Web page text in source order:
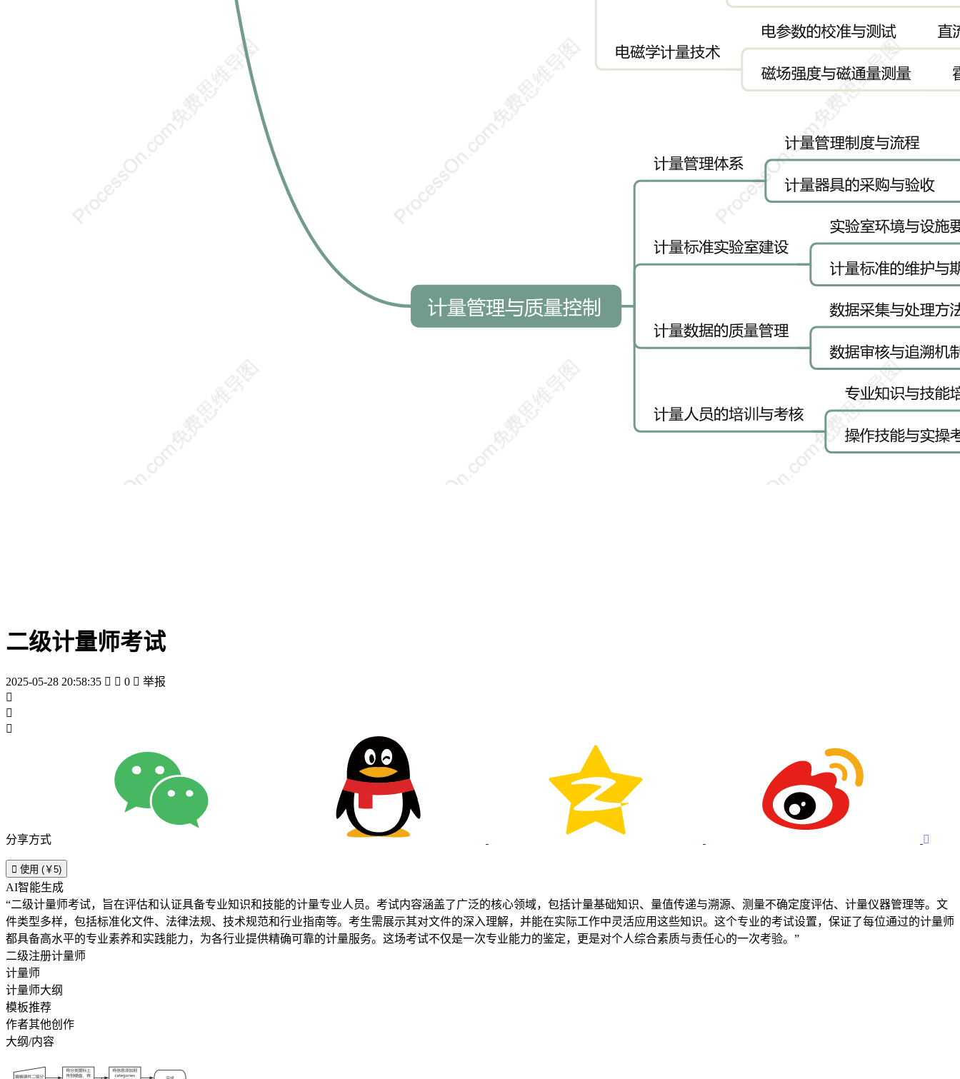
二级计量师考试
2025-05-28 20:58:35   0  举报



分享方式 
 使用 (￥5)
AI智能生成
“二级计量师考试，旨在评估和认证具备专业知识和技能的计量专业人员。考试内容涵盖了广泛的核心领域，包括计量基础知识、量值传递与溯源、测量不确定度评估、计量仪器管理等。文
件类型多样，包括标准化文件、法律法规、技术规范和行业指南等。考生需展示其对文件的深入理解，并能在实际工作中灵活应用这些知识。这个专业的考试设置，保证了每位通过的计量师
都具备高水平的专业素养和实践能力，为各行业提供精确可靠的计量服务。这场考试不仅是一次专业能力的鉴定，更是对个人综合素质与责任心的一次考验。”
二级注册计量师
计量师
计量师大纲
模板推荐
作者其他创作
大纲/内容